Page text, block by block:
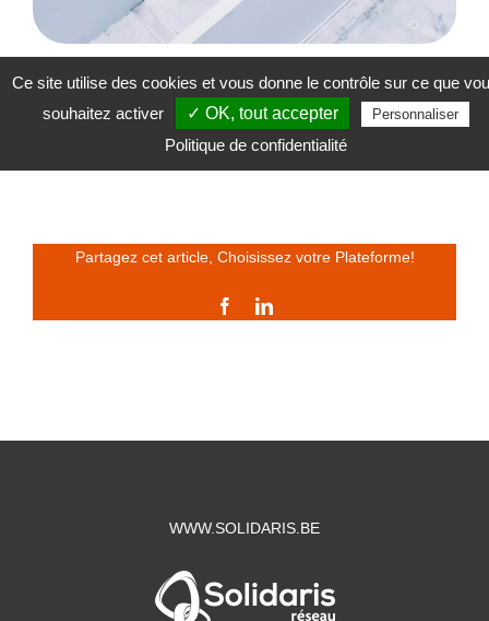
Lire l’analyse : Quand le parcours de soins
de santé « traditionnel » finit par nous en
éloigner (PDF – 1022 Ko)
Partagez cet article, Choisissez votre Plateforme!
FacebookLinkedIn
WWW.SOLIDARIS.BE
Ce site utilise des cookies et vous donne le contrôle sur ce que
souhaitez activer
✓ OK, tout accepter Personnaliser
Politique de confidentialité